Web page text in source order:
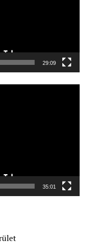
29:09
35:01